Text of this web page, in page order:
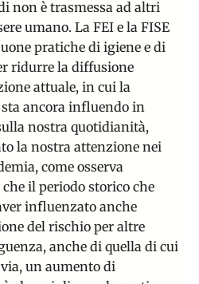
non è trasmessa ad altri
umano. La FEI e la FISE
pratiche di igiene e di
ridurre la diffusione
attuale, in cui la
sta ancora influendo in
nostra quotidianità,
la nostra attenzione nei
come osserva
il periodo storico che
influenzato anche
del rischio per altre
anche di quella di cui
un aumento di